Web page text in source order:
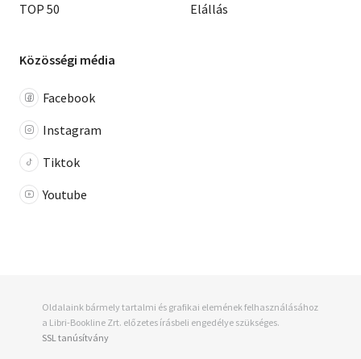
TOP 50
Elállás
Közösségi média
Facebook
Instagram
Tiktok
Youtube
Oldalaink bármely tartalmi és grafikai elemének felhasználásához
a Libri-Bookline Zrt. előzetes írásbeli engedélye szükséges.
SSL tanúsítvány